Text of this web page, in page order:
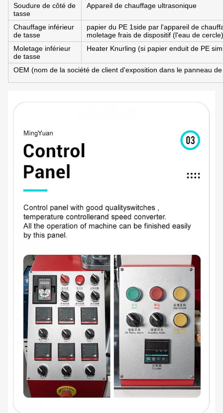
Soudure de côté de
tasse
Appareil de chauffage ultrasonique
Chauffage inférieur
de tasse
papier du PE 1side par l'appareil de
moletage frais de dispositif (l'eau de cercle)
Moletage inférieur
de tasse
Heater Knurling (si papier enduit de PE
OEM (nom de la société de client d'exposition dans le panneau